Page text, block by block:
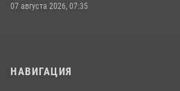
07 августа 2026, 07:35
НАВИГАЦИЯ